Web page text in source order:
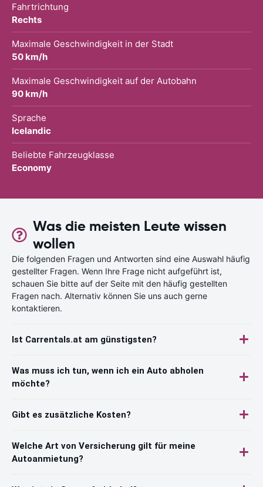
Fahrtrichtung
Rechts
Maximale Geschwindigkeit in der Stadt
50 km/h
Maximale Geschwindigkeit auf der Autobahn
90 km/h
Sprache
Icelandic
Beliebte Fahrzeugklasse
Economy
Was die meisten Leute wissen
wollen
Die folgenden Fragen und Antworten sind eine Auswahl häufig
gestellter Fragen. Wenn Ihre Frage nicht aufgeführt ist,
schauen Sie bitte auf der Seite mit den häufig gestellten
Fragen nach. Alternativ können Sie uns auch gerne
kontaktieren.
Ist Carrentals.at am günstigsten?
Was muss ich tun, wenn ich ein Auto abholen
möchte?
Gibt es zusätzliche Kosten?
Welche Art von Versicherung gilt für meine
Autoanmietung?